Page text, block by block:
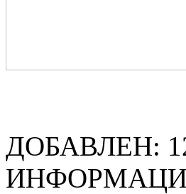
ДОБАВЛЕН: